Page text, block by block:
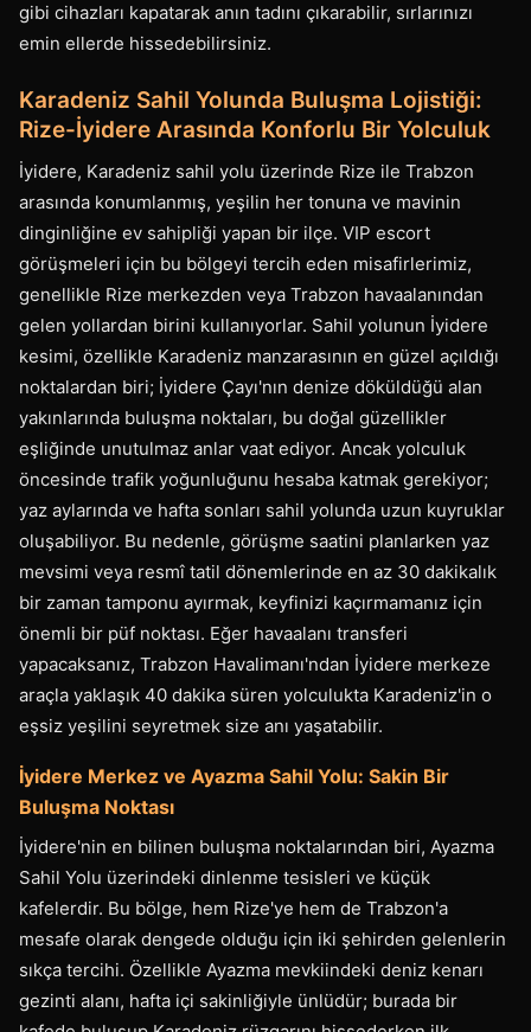
gibi cihazları kapatarak anın tadını çıkarabilir, sırlarınızı
emin ellerde hissedebilirsiniz.
Karadeniz Sahil Yolunda Buluşma Lojistiği:
Rize-İyidere Arasında Konforlu Bir Yolculuk
İyidere, Karadeniz sahil yolu üzerinde Rize ile Trabzon
arasında konumlanmış, yeşilin her tonuna ve mavinin
dinginliğine ev sahipliği yapan bir ilçe. VIP escort
görüşmeleri için bu bölgeyi tercih eden misafirlerimiz,
genellikle Rize merkezden veya Trabzon havaalanından
gelen yollardan birini kullanıyorlar. Sahil yolunun İyidere
kesimi, özellikle Karadeniz manzarasının en güzel açıldığı
noktalardan biri; İyidere Çayı'nın denize döküldüğü alan
yakınlarında buluşma noktaları, bu doğal güzellikler
eşliğinde unutulmaz anlar vaat ediyor. Ancak yolculuk
öncesinde trafik yoğunluğunu hesaba katmak gerekiyor;
yaz aylarında ve hafta sonları sahil yolunda uzun kuyruklar
oluşabiliyor. Bu nedenle, görüşme saatini planlarken yaz
mevsimi veya resmî tatil dönemlerinde en az 30 dakikalık
bir zaman tamponu ayırmak, keyfinizi kaçırmamanız için
önemli bir püf noktası. Eğer havaalanı transferi
yapacaksanız, Trabzon Havalimanı'ndan İyidere merkeze
araçla yaklaşık 40 dakika süren yolculukta Karadeniz'in o
eşsiz yeşilini seyretmek size anı yaşatabilir.
İyidere Merkez ve Ayazma Sahil Yolu: Sakin Bir
Buluşma Noktası
İyidere'nin en bilinen buluşma noktalarından biri, Ayazma
Sahil Yolu üzerindeki dinlenme tesisleri ve küçük
kafelerdir. Bu bölge, hem Rize'ye hem de Trabzon'a
mesafe olarak dengede olduğu için iki şehirden gelenlerin
sıkça tercihi. Özellikle Ayazma mevkiindeki deniz kenarı
gezinti alanı, hafta içi sakinliğiyle ünlüdür; burada bir